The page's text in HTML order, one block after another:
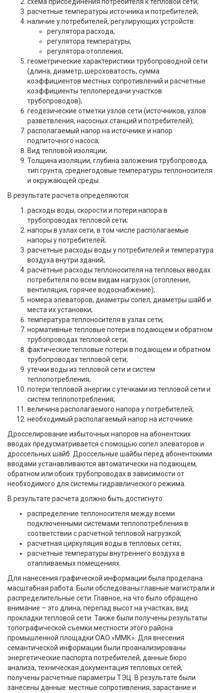
расчетные температуры источника и потребителей;
наличие у потребителей, регулирующих устройств:
регулятора расхода;
регулятора температуры;
регулятора отопления;
геометрические характеристики трубопроводной сети
(длина, диаметр, шероховатость, сумма
коэффициентов местных сопротивлений и расчетные
коэффициенты теплопередачи участков
трубопроводов);
геодезические отметки узлов сети (источников, узлов
разветвления, насосных станций и потребителей);
располагаемый напор на источнике и напор
подпиточного насоса;
Вид тепловой изоляции;
Толщина изоляции, глубина заложения трубопровода,
тип грунта, среднегодовые температуры теплоносителя
и окружающей среды.
В результате расчета определяются:
расходы воды, скорости и потери напора в
трубопроводах тепловой сети;
напоры в узлах сети, в том числе располагаемые
напоры у потребителей;
расчетные расходы воды у потребителей и температура
воздуха внутри зданий;
расчетные расходы теплоносителя на тепловых вводах
потребителя по всем видам нагрузок (отопление,
вентиляция, горячее водоснабжение);
номера элеваторов, диаметры сопел, диаметры шайб и
места их установки;
температура теплоносителя в узлах сети;
нормативные тепловые потери в подающем и обратном
трубопроводах тепловой сети;
фактические тепловые потери в подающем и обратном
трубопроводах тепловой сети;
утечки воды из тепловой сети и систем
теплопотребления;
потери тепловой энергии с утечками из тепловой сети и
систем теплопотребления;
величина располагаемого напора у потребителей;
необходимый располагаемый напор на источнике.
Дросселирование избыточных напоров на абонентских
вводах предусматривается с помощью сопел элеваторов и
дроссельных шайб. Дроссельные шайбы перед абонентскими
вводами устанавливаются автоматически на подающем,
обратном или обоих трубопроводах в зависимости от
необходимого для системы гидравлического режима.
В результате расчета должно быть достигнуто:
распределение теплоносителя между всеми
подключенными системами теплопотребления в
соответствии с расчетной тепловой нагрузкой;
расчетная циркуляция воды в тепловых сетях;
расчетные температуры внутреннего воздуха в
отапливаемых помещениях.
Для нанесения графической информации была проделана
масштабная работа. Были обследованы главные магистрали и
распределительные сети. Главное, на что было обращено
внимание – это длина, перепад высот на участках, вид
прокладки тепловой сети. Также были получены результаты
топографической съемки местности этого района
промышленной площадки ОАО «ММК». Для внесения
семантической информации были проанализированы
энергетические паспорта потребителей, данные бюро
анализа, техническая документация тепловых сетей,
получены расчетные параметры ТЭЦ. В результате были
занесены данные: местные сопротивления, зарастание и